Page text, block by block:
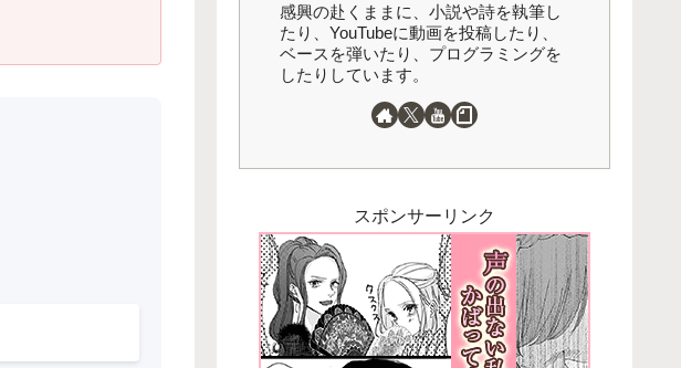
感興の赴くままに、小説や詩を執筆し
たり、YouTubeに動画を投稿したり、
ベースを弾いたり、プログラミングを
したりしています。
スポンサーリンク